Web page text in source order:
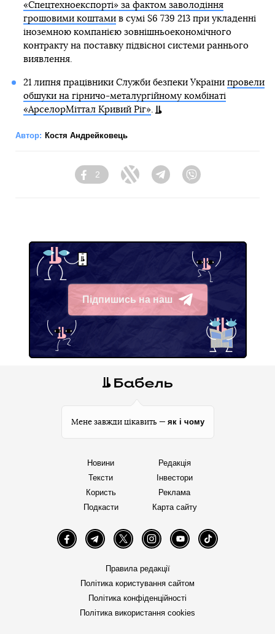
«Спецтехноекспорті» за фактом заволодіння
грошовими коштамив сумі $6 739 213 при укладенні
іноземною компанією зовнішньоекономічного
контракту на поставку підвісної системи раннього
виявлення.
21 липня працівники Служби безпеки України провели
обшуки на гірничо-металургійному комбінаті
«АрселорМіттал Кривий Ріг».
Автор: Костя Андрейковець
Facebook
2
Twitter TelegramViber
Підпишись на наш
Telegram
Мене завжди цікавить — як і чому
Новини
Тексти
Користь
Подкасти
Редакція
Інвестори
Реклама
Карта сайту
FacebookTelegramTwitter InstagramYouTube TikTok
Правила редакції
Політика користування сайтом
Політика конфіденційності
Політика використання cookies